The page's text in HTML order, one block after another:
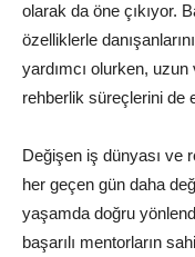
olarak da öne çıkıyor.
özelliklerle
yardımcı olurken,
rehberlik süreçlerini de
Değişen iş dünyası ve
her geçen gün daha
yaşamda doğru
başarılı mentorların